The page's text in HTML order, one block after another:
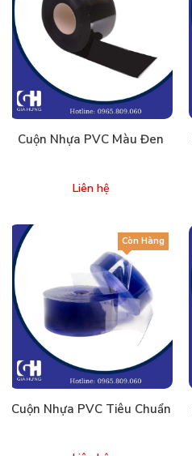
Cuộn Nhựa PVC Màu Đen
Liên hệ
Còn Hàng
Cuộn Nhựa PVC Tiêu Chuẩn